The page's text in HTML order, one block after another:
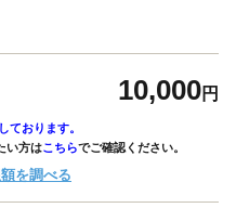
10,000円
ております。
い方はこちらでご確認ください。
額を調べる